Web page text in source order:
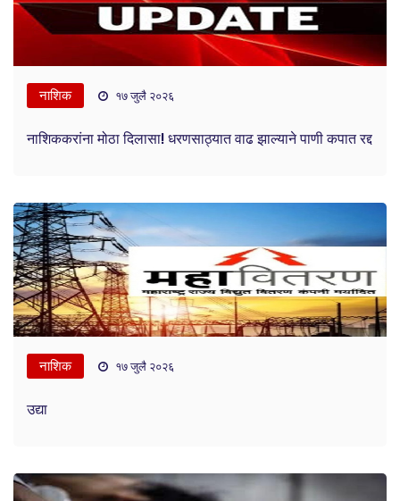
नाशिक १७ जुलै २०२६
नाशिककरांना मोठा दिलासा! धरणसाठ्यात वाढ झाल्याने पाणी कपात रद्द
नाशिक १७ जुलै २०२६
उद्या